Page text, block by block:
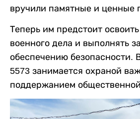
вручили памятные и ценные
Теперь им предстоит
военного дела и выполнять
обеспечению безопасности.
5573 занимается охраной
поддержанием